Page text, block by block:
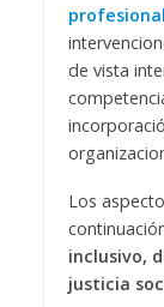
de vista
Los
inclusivo,
justicia